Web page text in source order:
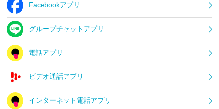
Facebookアプリ
グループチャットアプリ
電話アプリ
ビデオ通話アプリ
インターネット電話アプリ